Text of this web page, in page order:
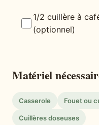
1/2 cuillère à
(optionnel)
Matériel
Casserole Fouet ou
Cuillères doseuses